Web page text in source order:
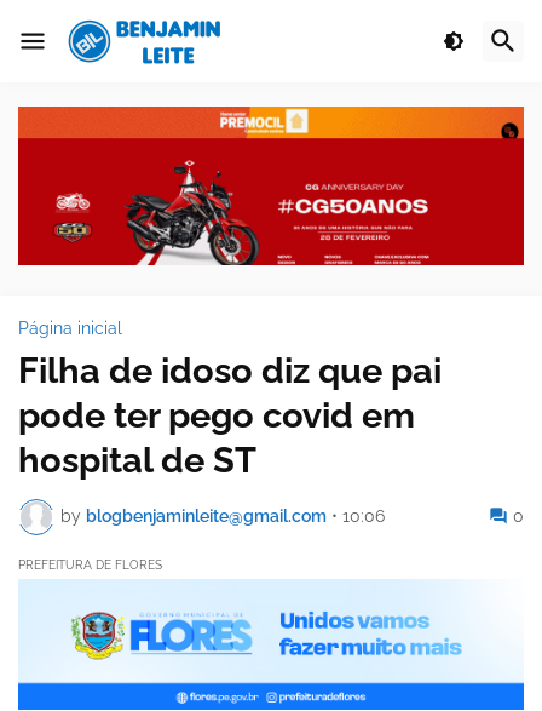
Página inicial
Filha de idoso diz que pai
pode ter pego covid em
hospital de ST
by blogbenjaminleite@gmail.com • 10:06 0
PREFEITURA DE FLORES